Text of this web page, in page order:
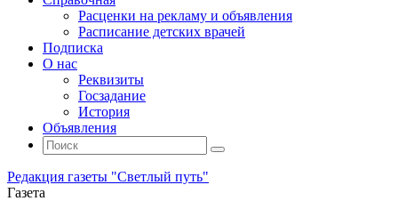
Расценки на рекламу и объявления
Расписание детских врачей
Подписка
О нас
Реквизиты
Госзадание
История
Объявления
Поиск
Искать:
Поиск
Редакция газеты "Светлый путь"
Газета